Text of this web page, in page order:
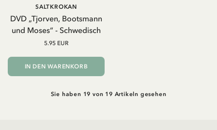
DVD „Tjorven, Bootsmann
und Moses“ - Schwedisch
SALTKROKAN
5.95 EUR
IN DEN WARENKORB
Sie haben 19 von 19 Artikeln gesehen